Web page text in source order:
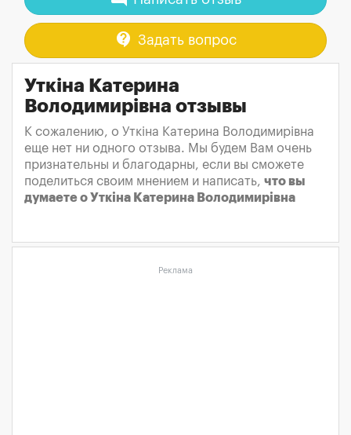
contact_support Задать вопрос
Уткіна Катерина
Володимирівна отзывы
К сожалению, о Уткіна Катерина Володимирівна
еще нет ни одного отзыва. Мы будем Вам очень
признательны и благодарны, если вы сможете
поделиться своим мнением и написать, что вы
думаете о Уткіна Катерина Володимирівна
Реклама